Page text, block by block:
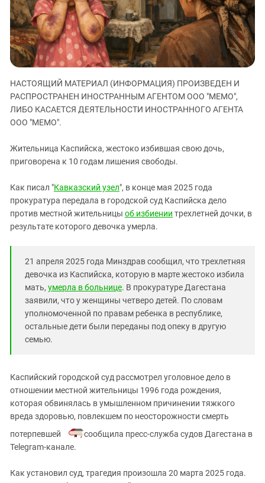
ЗАСТАВЛЯЕТ
КАВКАЗ ЗА ПАЛЕСТИНУ
ИНАКОМЫСЛИЕ В ЧЕЧНЕ
ПРЕСЛЕДОВАНИЕ АКТИВИСТОВ
МОБИЛИЗАЦИЯ И ПРОТЕСТЫ
Дагестан
Ингушетия
Кабардино-Балкария
Калмыкия
Карачаево-Черкесия
Краснодарский край
Нагорный Карабах
Ростовская область
СКФО
Ставропольский край
Чечня
Южный Кавказ
ЮФО
НАСТОЯЩИЙ МАТЕРИАЛ (ИНФОРМАЦИЯ) ПРОИЗВЕДЕН И
РАСПРОСТРАНЕН ИНОСТРАННЫМ АГЕНТОМ ООО "МЕМО",
ЛИБО КАСАЕТСЯ ДЕЯТЕЛЬНОСТИ ИНОСТРАННОГО АГЕНТА
ООО "МЕМО".
Жительница Каспийска, жестоко избившая свою дочь,
приговорена к 10 годам лишения свободы.
Как писал "Кавказский узел", в конце мая 2025 года
прокуратура передала в городской суд Каспийска дело
против местной жительницы об избиении трехлетней дочки, в
результате которого девочка умерла.
21 апреля 2025 года Минздрав сообщил, что трехлетняя
девочка из Каспийска, которую в марте жестоко избила
мать, умерла в больнице. В прокуратуре Дагестана
заявили, что у женщины четверо детей. По словам
уполномоченной по правам ребенка в республике,
остальные дети были переданы под опеку в другую
семью.
Каспийский городской суд рассмотрел уголовное дело в
отношении местной жительницы 1996 года рождения,
которая обвинялась в умышленном причинении тяжкого
вреда здоровью, повлекшем по неосторожности смерть
потерпевшей
, сообщила пресс-служба судов Дагестана в
Telegram-канале.
Как установил суд, трагедия произошла 20 марта 2025 года.